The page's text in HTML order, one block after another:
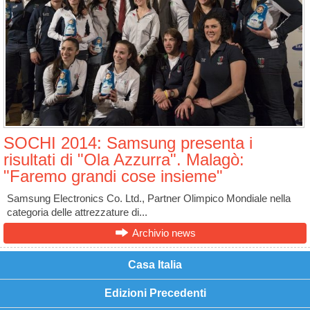
SOCHI 2014: Samsung presenta i
risultati di "Ola Azzurra". Malagò:
"Faremo grandi cose insieme"
Samsung Electronics Co. Ltd., Partner Olimpico Mondiale nella
categoria delle attrezzature di...
Archivio news
Casa Italia
Edizioni Precedenti